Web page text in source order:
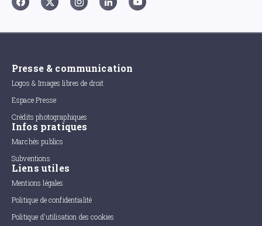
Presse & communication
Logos & Images libres de droit
Espace Presse
Crédits photographiques
Infos pratiques
Marchés publics
Subventions
Liens utiles
Mentions légales
Politique de confidentialité
Politique d'utilisation des cookies